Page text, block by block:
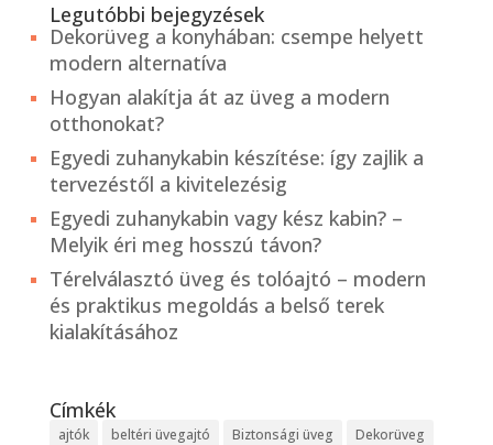
Legutóbbi bejegyzések
Dekorüveg a konyhában: csempe helyett
modern alternatíva
Hogyan alakítja át az üveg a modern
otthonokat?
Egyedi zuhanykabin készítése: így zajlik a
tervezéstől a kivitelezésig
Egyedi zuhanykabin vagy kész kabin? –
Melyik éri meg hosszú távon?
Térelválasztó üveg és tolóajtó – modern
és praktikus megoldás a belső terek
kialakításához
Címkék
ajtók beltéri üvegajtó Biztonsági üveg
Dekorüveg